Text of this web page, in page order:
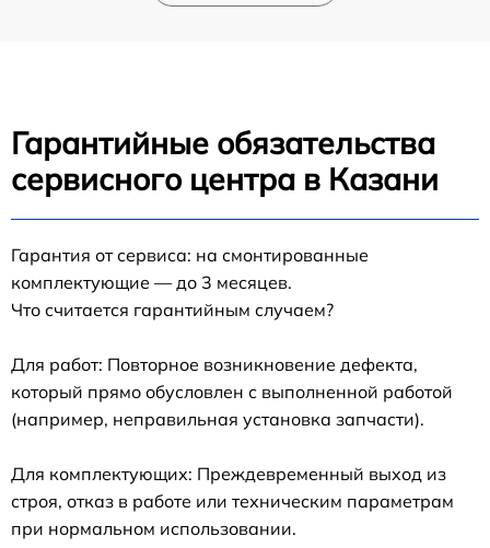
Гарантийные обязательства
сервисного центра в Казани
Гарантия от сервиса: на смонтированные
комплектующие — до 3 месяцев.
Что считается гарантийным случаем?
Для работ: Повторное возникновение дефекта,
который прямо обусловлен с выполненной работой
(например, неправильная установка запчасти).
Для комплектующих: Преждевременный выход из
строя, отказ в работе или техническим параметрам
при нормальном использовании.